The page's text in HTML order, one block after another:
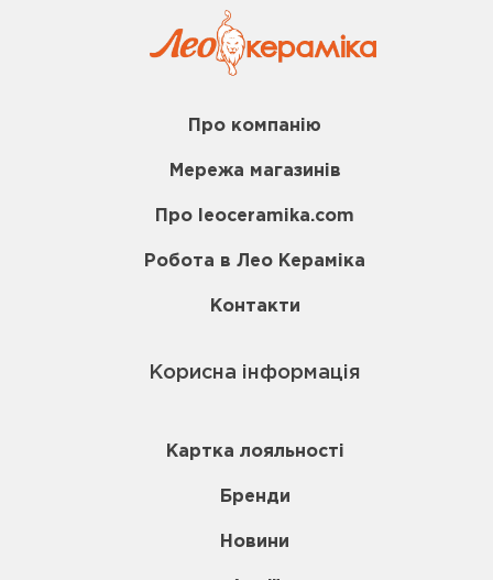
Про компанію
Мережа магазинів
Про leoceramika.com
Робота в Лео Кераміка
Контакти
Корисна інформація
Картка лояльності
Бренди
Новини